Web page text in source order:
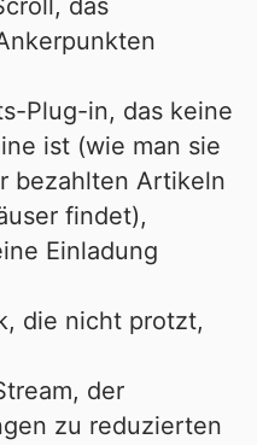
das
Plug-in, das keine
ist (wie man sie
bezahlten Artikeln
findet),
Einladung
die nicht protzt,
der
zu reduzierten